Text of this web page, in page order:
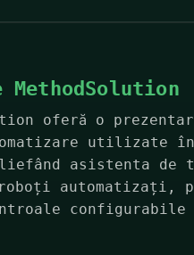
MethodSolution
oferă o
utilizate
asistenta de
automatizați,